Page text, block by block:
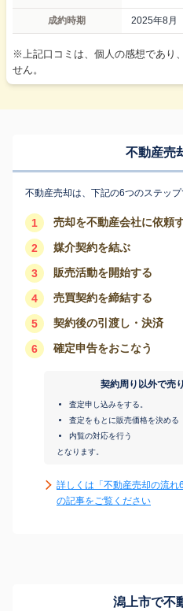
成約時期 2025年8月
※上記口コミは、個人の感想であり
せん。
不動産売
不動産売却は、下記の6つのステップ
1 売却を不動産会社に依頼
2 媒介契約を結ぶ
3 販売活動を開始する
4 売買契約を締結する
5 契約後の引渡し・決済
6 確定申告をおこなう
契約周り以外で売
査定申し込みをする。
査定をもとに販売価格を決める
内覧の対応を行う
となります。
詳しくは「不動産売却の流れ
の記事をご覧ください
潟上市で不